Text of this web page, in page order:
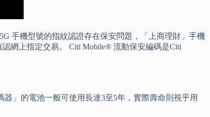
手機型號的指紋認證存在保安問題，「上商理財」手機
網上指定交易。 Citi Mobile® 流動保安編碼是Citi
」的電池一般可使用長達3至5年，實際壽命則視乎用